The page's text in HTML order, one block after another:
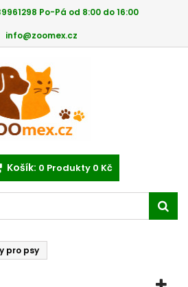
Po-Pá od 8:00 do 16:00
info@zoomex.cz
Košík: 0 Produkty 0 Kč
pro psy